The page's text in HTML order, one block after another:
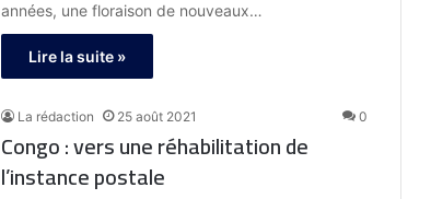
années, une floraison de nouveaux…
Lire la suite »
La rédaction 25 août 2021 0
Congo : vers une réhabilitation de
l’instance postale